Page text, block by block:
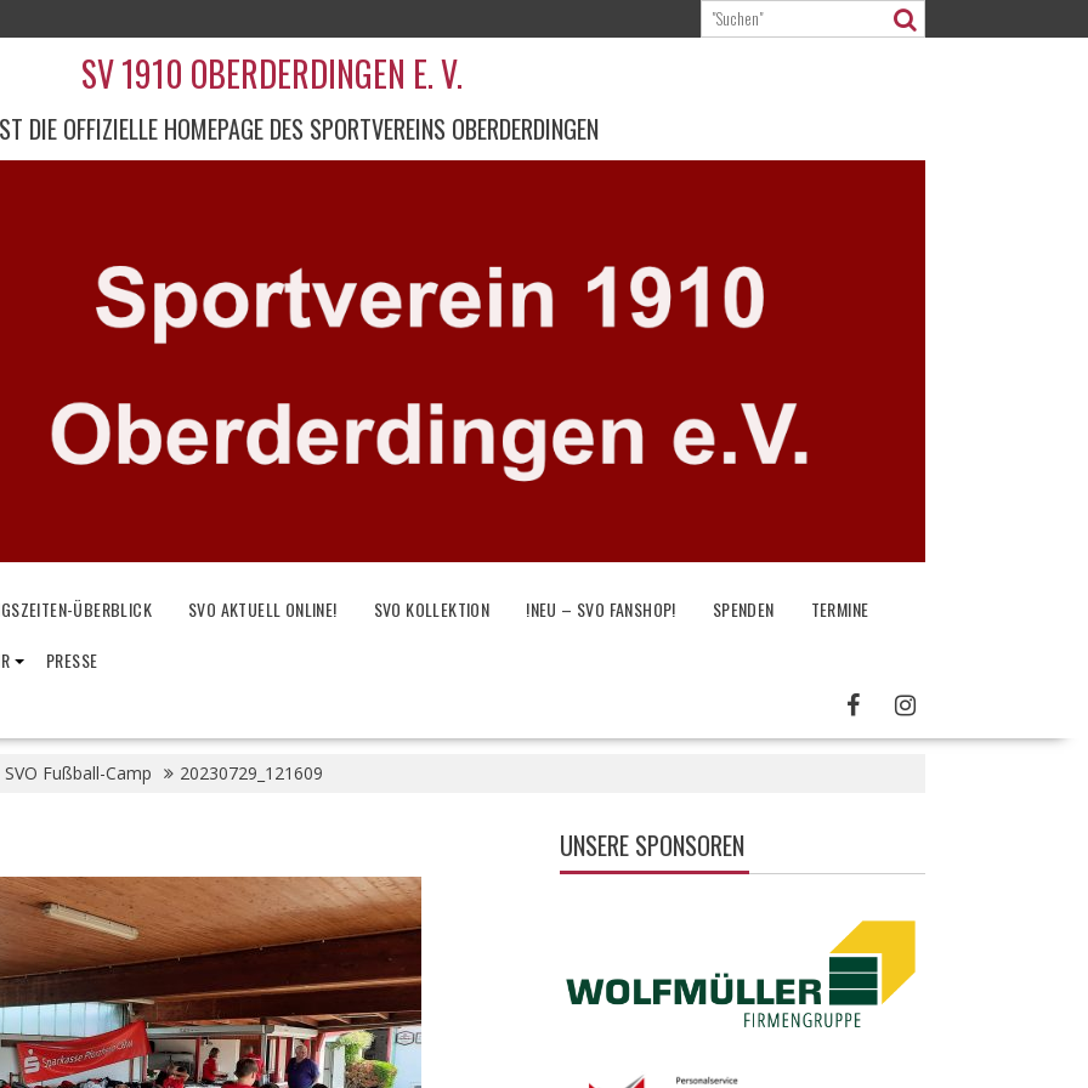
SV 1910 OBERDERDINGEN E. V.
DIE OFFIZIELLE HOMEPAGE DES SPORTVEREINS OBERDERDINGEN
ÜBERBLICK SVO AKTUELL ONLINE! SVO KOLLEKTION !NEU – SVO FANSHOP! SPENDEN
TERMINE
PRESSE
SVO Fußball-Camp 20230729_121609
UNSERE SPONSOREN